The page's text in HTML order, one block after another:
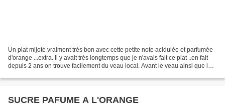
Un plat mijoté vraiment très bon avec cette petite note acidulée et parfumée
d'orange ...extra. Il y avait très longtemps que je n'avais fait ce plat ..en fait
depuis 2 ans on trouve facilement du veau local. Avant le veau ainsi que le
SUCRE PAFUME A L'ORANGE